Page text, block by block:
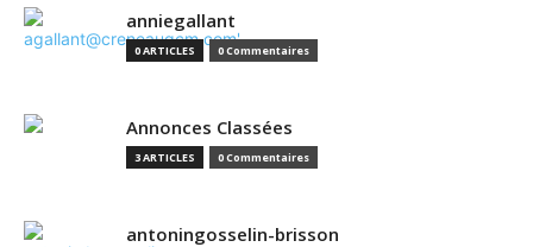
anniegallant
0 ARTICLES 0 Commentaires
Annonces Classées
3 ARTICLES 0 Commentaires
antoningosselin-brisson